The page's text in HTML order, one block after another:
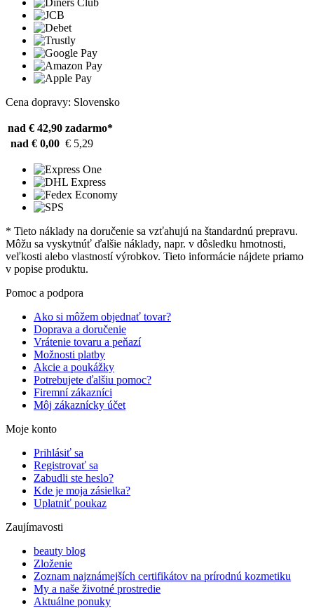
Cena dopravy: Slovensko
nad € 42,90 zadarmo*
nad € 0,00 € 5,29
* Tieto náklady na doručenie sa vzťahujú na štandardnú prepravu.
Môžu sa vyskytnúť ďalšie náklady, napr. v dôsledku hmotnosti,
veľkosti alebo vlastností výrobkov. Tieto informácie nájdete priamo
v popise produktu.
Pomoc a podpora
Ako si môžem objednať tovar?
Doprava a doručenie
Vrátenie tovaru a peňazí
Možnosti platby
Akcie a poukážky
Potrebujete ďalšiu pomoc?
Firemní zákazníci
Môj zákaznícky účet
Moje konto
Prihlásiť sa
Registrovať sa
Zabudli ste heslo?
Kde je moja zásielka?
Uplatniť poukaz
Zaujímavosti
beauty blog
Zloženie
Zoznam najznámejších certifikátov na prírodnú kozmetiku
My a naše životné prostredie
Aktuálne ponuky